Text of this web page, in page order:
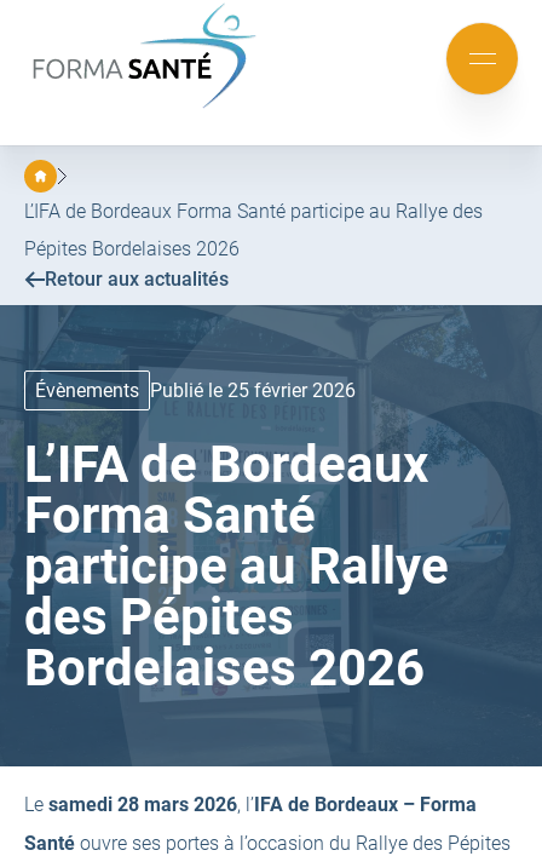
au
menu
au
contenu
Mobile
menu
L’IFA de Bordeaux Forma Santé participe au Rallye des
Pépites Bordelaises 2026
Retour aux actualités
Évènements Publié le 25 février 2026
L’IFA de Bordeaux
Forma Santé
participe au Rallye
des Pépites
Bordelaises 2026
Le samedi 28 mars 2026, l’IFA de Bordeaux – Forma
Santé ouvre ses portes à l’occasion du Rallye des Pépites